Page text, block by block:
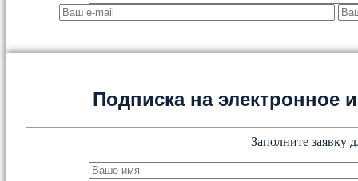
Подписка на электронное
Заполните заявку